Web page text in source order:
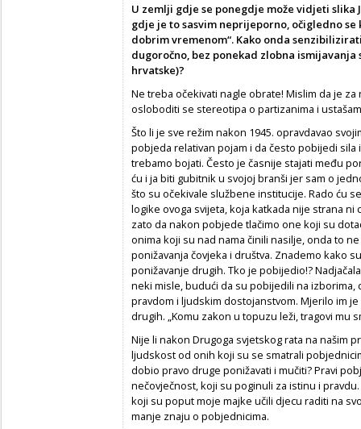
U zemlji gdje se ponegdje može vidjeti slika
gdje je to sasvim neprijeporno, očigledno
dobrim vremenom“. Kako onda
dugoročno, bez ponekad zlobna
hrvatske)?
Ne treba očekivati nagle obrate! Mislim da je
osloboditi se stereotipa o partizanima i
Što li je sve režim nakon 1945. opravdavao
pobjeda relativan pojam i da često pobijedi
trebamo bojati. Često je časnije stajati među
ću i ja biti gubitnik u svojoj branši jer sam o
što su očekivale službene institucije. Rado ću
logike ovoga svijeta, koja katkada nije strana
zato da nakon pobjede tlačimo one koji su
onima koji su nad nama činili nasilje, onda to
ponižavanja čovjeka i društva. Znademo kako
ponižavanje drugih. Tko je pobijedio!?
neki misle, budući da su pobijedili na izborima,
pravdom i ljudskim dostojanstvom. Mjerilo im
drugih. „Komu zakon u topuzu leži, tragovi mu
Nije li nakon Drugoga svjetskog rata na našim
ljudskost od onih koji su se smatrali
dobio pravo druge ponižavati i mučiti? Pravi
nečovječnost, koji su poginuli za istinu i
koji su poput moje majke učili djecu raditi na
manje znaju o pobjednicima.